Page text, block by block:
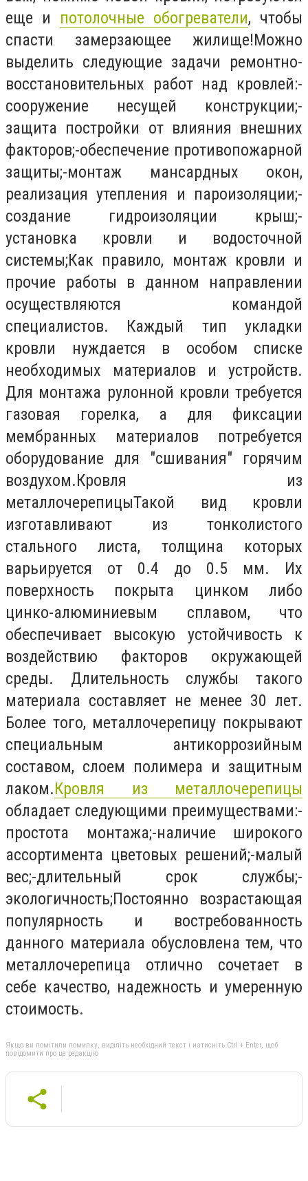
еще и потолочные обогреватели, чтобы
спасти замерзающее жилище!Можно
выделить следующие задачи ремонтно-
восстановительных работ над кровлей:-
сооружение несущей конструкции;-
защита постройки от влияния внешних
факторов;-обеспечение противопожарной
защиты;-монтаж мансардных окон,
реализация утепления и пароизоляции;-
создание гидроизоляции крыш;-
установка кровли и водосточной
системы;Как правило, монтаж кровли и
прочие работы в данном направлении
осуществляются командой
специалистов. Каждый тип укладки
кровли нуждается в особом списке
необходимых материалов и устройств.
Для монтажа рулонной кровли требуется
газовая горелка, а для фиксации
мембранных материалов потребуется
оборудование для "сшивания" горячим
воздухом.Кровля из
металлочерепицыТакой вид кровли
изготавливают из тонколистого
стального листа, толщина которых
варьируется от 0.4 до 0.5 мм. Их
поверхность покрыта цинком либо
цинко-алюминиевым сплавом, что
обеспечивает высокую устойчивость к
воздействию факторов окружающей
среды. Длительность службы такого
материала составляет не менее 30 лет.
Более того, металлочерепицу покрывают
специальным антикоррозийным
составом, слоем полимера и защитным
лаком.Кровля из металлочерепицы
обладает следующими преимуществами:-
простота монтажа;-наличие широкого
ассортимента цветовых решений;-малый
вес;-длительный срок службы;-
экологичность;Постоянно возрастающая
популярность и востребованность
данного материала обусловлена тем, что
металлочерепица отлично сочетает в
себе качество, надежность и умеренную
стоимость.
Якщо ви помітили помилку, виділіть необхідний текст і натисніть Ctrl + Enter, щоб
повідомити про це редакцію